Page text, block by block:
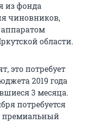
из фонда
чиновников,
области.
это потребует
2019 года
3 месяца.
потребуется
премиальный